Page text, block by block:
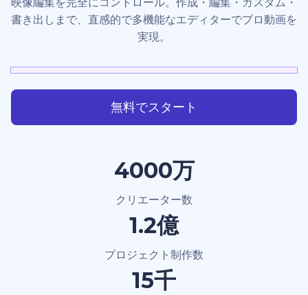
書き出しまで、直感的で多機能なエディターでプロ動画を
実現。
無料でスタート
4000万
クリエーター数
1.2億
プロジェクト制作数
15千